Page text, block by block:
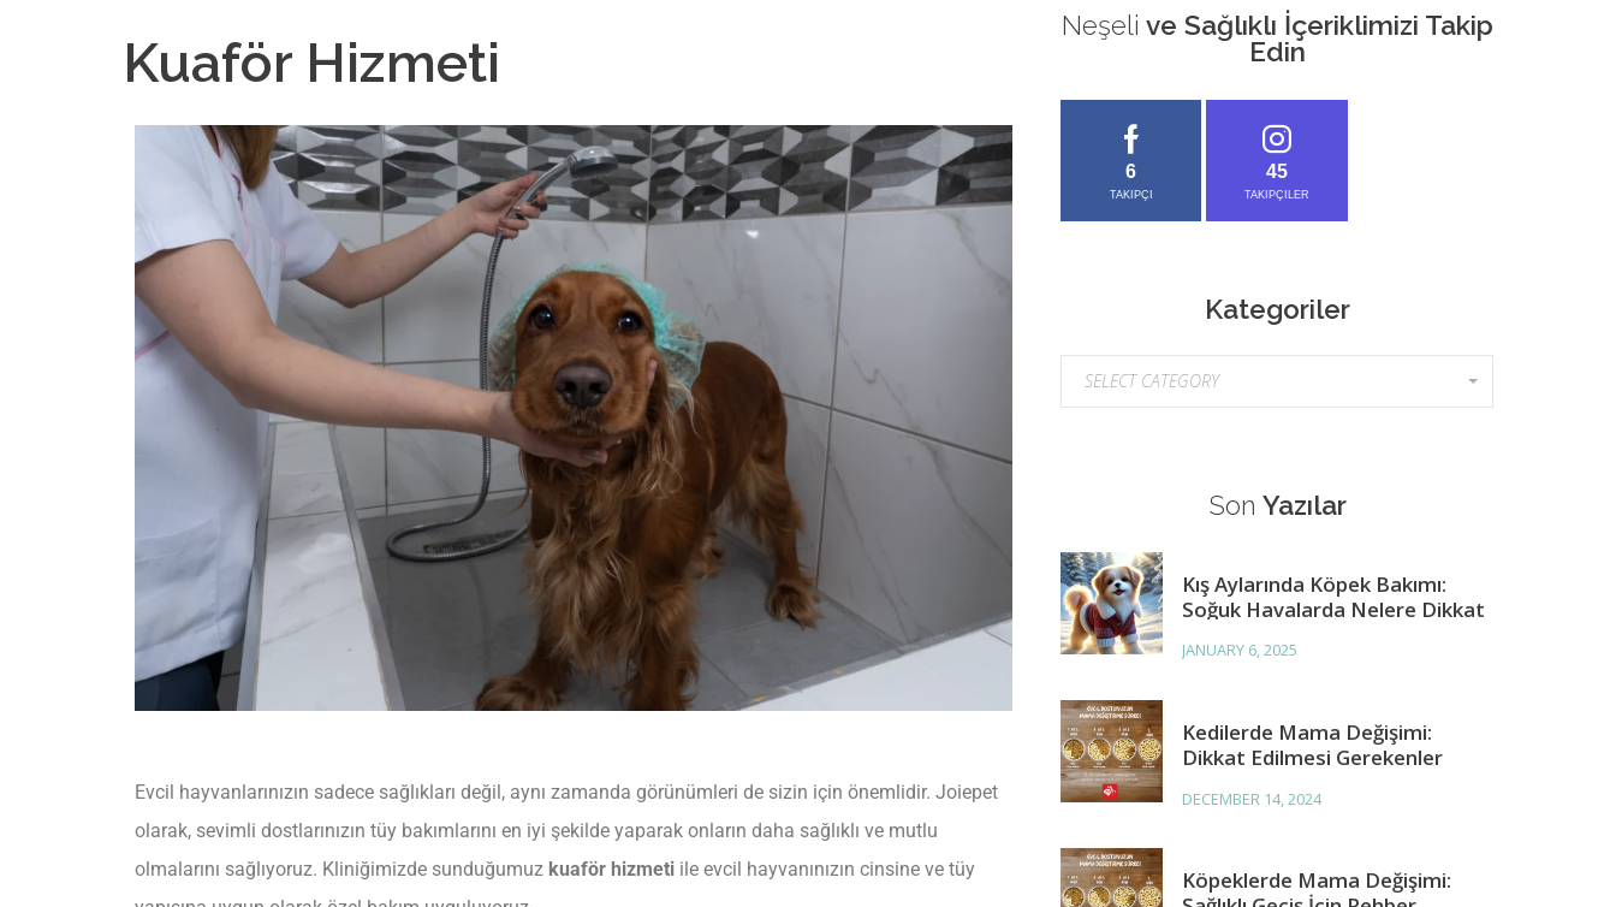
Kuaför Hizmeti
Evcil hayvanlarınızın sadece sağlıkları değil, aynı zamanda görünümleri de sizin için önemlidir. Joiepet
olarak, sevimli dostlarınızın tüy bakımlarını en iyi şekilde yaparak onların daha sağlıklı ve mutlu
olmalarını sağlıyoruz. Kliniğimizde sunduğumuz kuaför hizmeti ile evcil hayvanınızın cinsine ve tüy
Neşeli ve Sağlıklı İçeriklimizi Takip
Edin
6
TAKIPÇI
45
TAKIPÇILER
Kategoriler
SELECT CATEGORY
Son Yazılar
Kış Aylarında Köpek Bakımı:
Soğuk Havalarda Nelere Dikkat
JANUARY 6, 2025
Kedilerde Mama Değişimi:
Dikkat Edilmesi Gerekenler
DECEMBER 14, 2024
Köpeklerde Mama Değişimi: